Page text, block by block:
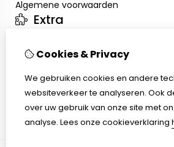
Algemene voorwaarden
Extra
Aanbiedingen
Mijn account
Inloggen
Bestelhistorie
Verlanglijst
Nieuwsbrief
Cookies & Privacy
We gebruiken cookies en andere
websiteverkeer te analyseren. Ook
over uw gebruik van onze site met
analyse. Lees onze cookieverklaring